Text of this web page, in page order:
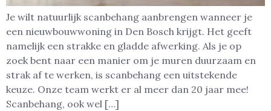
Je wilt natuurlijk scanbehang aanbrengen wanneer je
een nieuwbouwwoning in Den Bosch krijgt. Het geeft
namelijk een strakke en gladde afwerking. Als je op
zoek bent naar een manier om je muren duurzaam en
strak af te werken, is scanbehang een uitstekende
keuze. Onze team werkt er al meer dan 20 jaar mee!
Scanbehang, ook wel […]